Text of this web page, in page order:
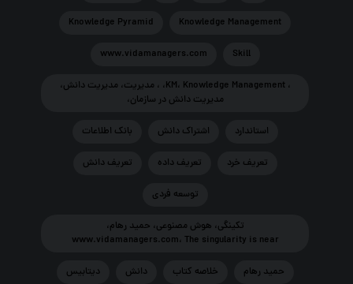
Knowledge Management
Knowledge Pyramid
Skill
www.vidamanagers.com
، KM، Knowledge Management، ، مديريت، مديريت دانش،
مديريت دانش در سازمان،
استاندارد اشتراک دانش بانك اطلاعات
تعريف خرد تعريف داده تعريف دانش
توسعه فردی
تکینگی، هوش مصنوعی، حمید رهام،
www.vidamanagers.com، The singularity is near
حمید رهام خلاصه کتاب دانش ديتابيس